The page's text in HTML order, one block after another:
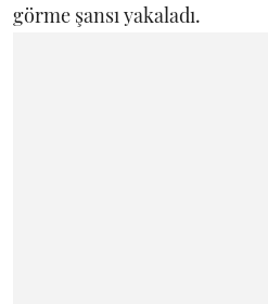
görme şansı yakaladı.